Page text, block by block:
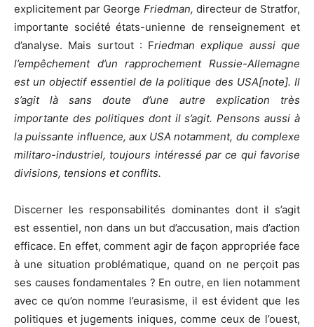
explicitement par George Friedman, directeur de Stratfor,
importante société états-unienne de renseignement et
d’analyse. Mais surtout : Friedman explique aussi que
l’empêchement d’un rapprochement Russie-Allemagne
est un objectif essentiel de la politique des USA[note]. Il
s’agit là sans doute d’une autre explication très
importante des politiques dont il s’agit. Pensons aussi à
la puissante influence, aux USA notamment, du complexe
militaro-industriel, toujours intéressé par ce qui favorise
divisions, tensions et conflits.
Discerner les responsabilités dominantes dont il s’agit
est essentiel, non dans un but d’accusation, mais d’action
efficace. En effet, comment agir de façon appropriée face
à une situation problématique, quand on ne perçoit pas
ses causes fondamentales ? En outre, en lien notamment
avec ce qu’on nomme l’eurasisme, il est évident que les
politiques et jugements iniques, comme ceux de l’ouest,